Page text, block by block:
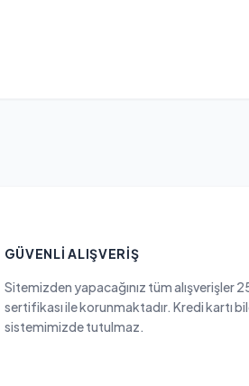
GÜVENLI ALIŞVERIŞ
Sitemizden yapacağınız tüm alışverişler
sertifikası ile korunmaktadır. Kredi kartı
sistemimizde tutulmaz.